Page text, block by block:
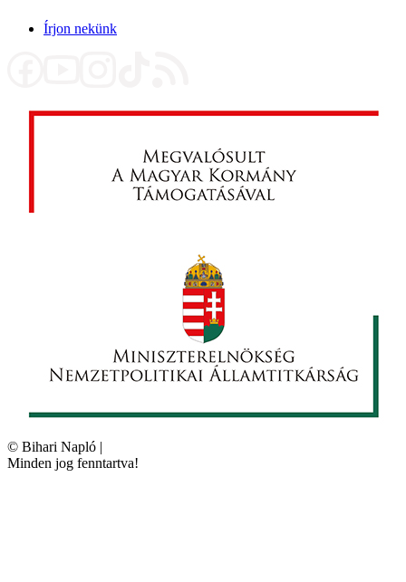
Írjon nekünk
© Bihari Napló |
Minden jog fenntartva!